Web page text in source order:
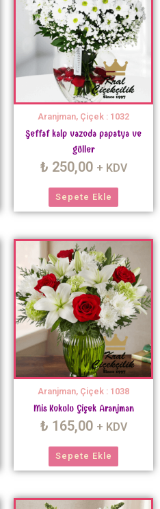
Aranjman, Çiçek : 1032
Şeffaf kalp vazoda papatya ve
güller
₺ 250,00 + KDV
Sepete Ekle
Aranjman, Çiçek : 1038
Mis Kokulu Çiçek Aranjman
₺ 165,00 + KDV
Sepete Ekle